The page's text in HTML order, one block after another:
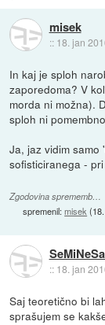
misek
:: 18. jan
In kaj je sploh
zaporedoma? V
morda ni možna).
sploh ni
Ja, jaz vidim
sofisticiranega -
Zgodovina sprememb…
spremenil:misek (
:: 18. jan
Saj teoretično bi
sprašujem se